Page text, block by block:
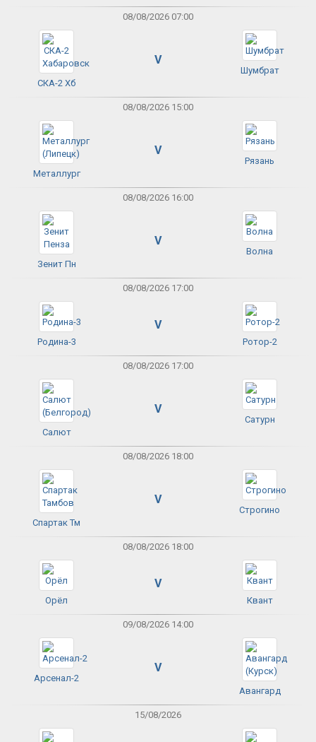
08/08/2026 07:00
СКА-2 Хб
V
Шумбрат
08/08/2026 15:00
Металлург
V
Рязань
08/08/2026 16:00
Зенит Пн
V
Волна
08/08/2026 17:00
Родина-3
V
Ротор-2
08/08/2026 17:00
Салют
V
Сатурн
08/08/2026 18:00
Спартак Тм
V
Строгино
08/08/2026 18:00
Орёл
V
Квант
09/08/2026 14:00
Арсенал-2
V
Авангард
15/08/2026